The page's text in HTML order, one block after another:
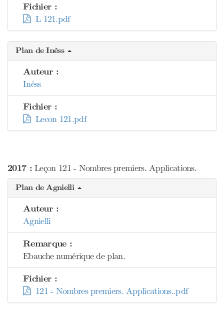
Fichier :
L 121.pdf
Plan de Inèss
Auteur :
Inèss
Fichier :
Lecon 121.pdf
2017 :Leçon 121 - Nombres premiers. Applications.
Plan de Agnielli
Auteur :
Agnielli
Remarque :
Ebauche numérique de plan.
Fichier :
121 - Nombres premiers. Applications..pdf